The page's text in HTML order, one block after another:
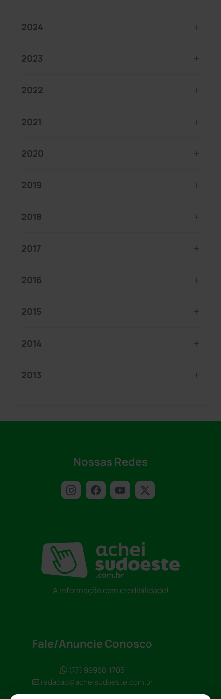
2024
2023
2022
2021
2020
2019
2018
2017
2016
2015
2014
2013
Nossas Redes
A informação com credibilidade!
Fale/Anuncie Conosco
(77) 99968-1705
redacao@acheisudoeste.com.br